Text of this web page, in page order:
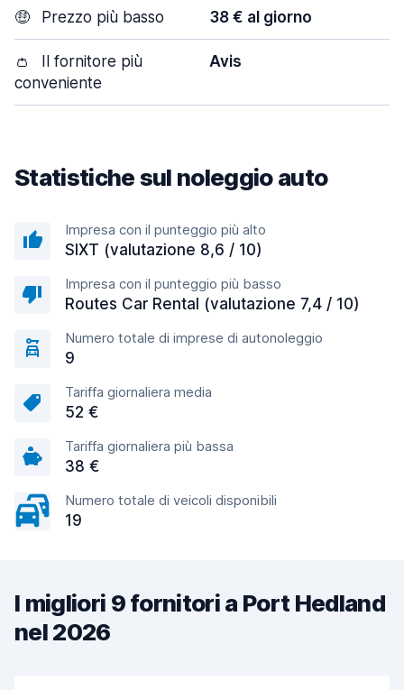
🤑 Prezzo più basso 38 € al giorno
👛
Il fornitore più
conveniente
Avis
Statistiche sul noleggio auto
Impresa con il punteggio più alto
SIXT (valutazione 8,6 / 10)
Impresa con il punteggio più basso
Routes Car Rental (valutazione 7,4 / 10)
Numero totale di imprese di autonoleggio
9
Tariffa giornaliera media
52 €
Tariffa giornaliera più bassa
38 €
Numero totale di veicoli disponibili
19
I migliori 9 fornitori a Port Hedland
nel 2026